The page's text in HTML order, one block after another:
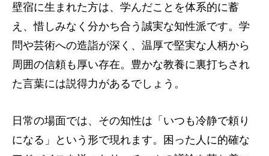
壁宿に生まれた方は、学んだことを体系的に蓄
え、惜しみなく分かち合う誠実な知性派です。学
問や芸術への造詣が深く、温厚で堅実な人柄から
周囲の信頼も厚い存在。豊かな教養に裏打ちされ
た言葉には説得力があるでしょう。
日常の場面では、その知性は「いつも冷静で頼り
になる」という形で現れます。困った人に的確な